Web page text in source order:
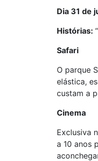
Dia 31 de
Histórias:
Safari
O parque
elástica,
custam a
Cinema
Exclusiva
a 10 anos